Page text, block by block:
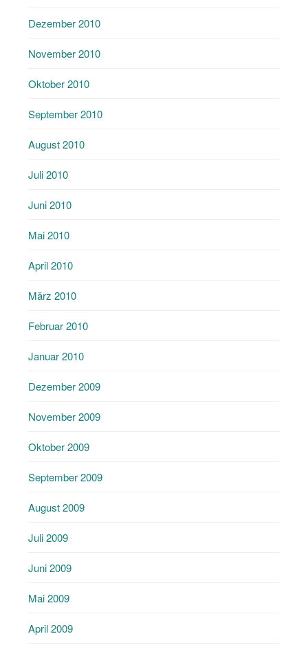
Dezember 2010
November 2010
Oktober 2010
September 2010
August 2010
Juli 2010
Juni 2010
Mai 2010
April 2010
März 2010
Februar 2010
Januar 2010
Dezember 2009
November 2009
Oktober 2009
September 2009
August 2009
Juli 2009
Juni 2009
Mai 2009
April 2009